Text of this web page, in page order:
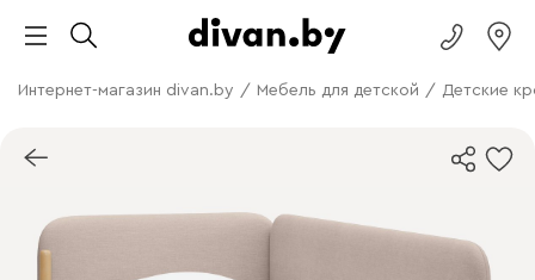
Интернет-магазин divan.by / Мебель для детской / Детские